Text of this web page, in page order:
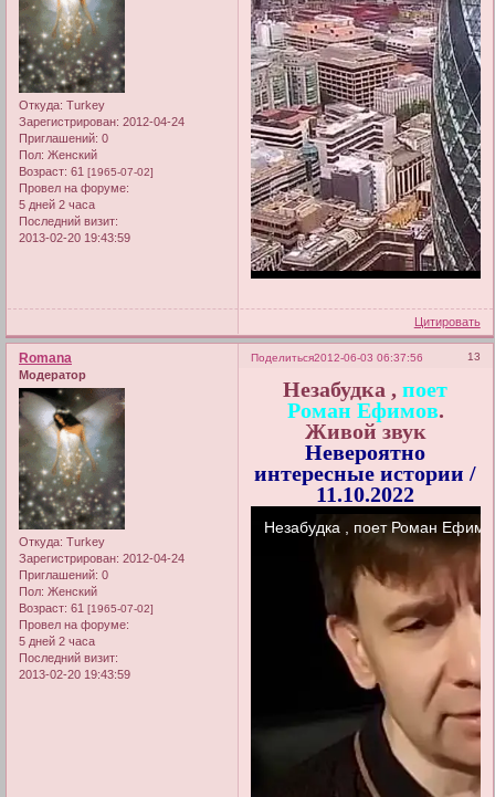
Откуда: Turkey
Зарегистрирован: 2012-04-24
Приглашений: 0
Пол: Женский
Возраст: 61 [1965-07-02]
Провел на форуме:
5 дней 2 часа
Последний визит:
2013-02-20 19:43:59
Цитировать
Поделиться 13
2012-06-03 06:37:56
Romana
Модератор
Откуда: Turkey
Зарегистрирован: 2012-04-24
Приглашений: 0
Пол: Женский
Возраст: 61 [1965-07-02]
Провел на форуме:
5 дней 2 часа
Последний визит:
2013-02-20 19:43:59
Незабудка ,поет
Роман Ефимов.
Живой звук
Невероятно
интересные истории /
11.10.2022